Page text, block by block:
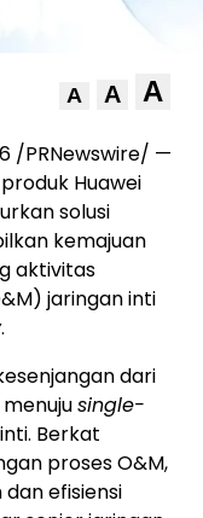
A A A
/PRNewswire/ —
Huawei
solusi
kemajuan
aktivitas
jaringan inti
.
dari
single-
Berkat
proses O&M,
efisiensi